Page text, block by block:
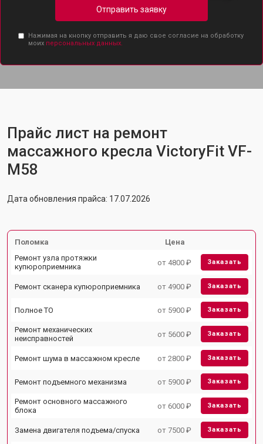
Отправить заявку
Нажимая на кнопку отправить я даю свое согласие на обработку
моих персональных данных.
Прайс лист на ремонт
массажного кресла VictoryFit VF-
M58
Дата обновления прайса: 17.07.2026
Поломка
Цена
Ремонт узла протяжки
купюроприемника
от 4800 ₽ Заказать
Ремонт сканера купюроприемника от 4900 ₽ Заказать
Полное ТО от 5900 ₽ Заказать
Ремонт механических
неисправностей
от 5600 ₽ Заказать
Ремонт шума в массажном кресле от 2800 ₽ Заказать
Ремонт подъемного механизма от 5900 ₽ Заказать
Ремонт основного массажного
блока
от 6000 ₽ Заказать
Замена двигателя подъема/спуска от 7500 ₽ Заказать